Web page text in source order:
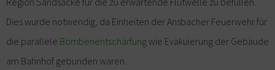
Dies wurde notwendig, da Einheiten der Ansbacher Feuerwehr für
die parallele Bombenentschärfungwie Evakuierung der Gebäude
am Bahnhof gebunden waren.